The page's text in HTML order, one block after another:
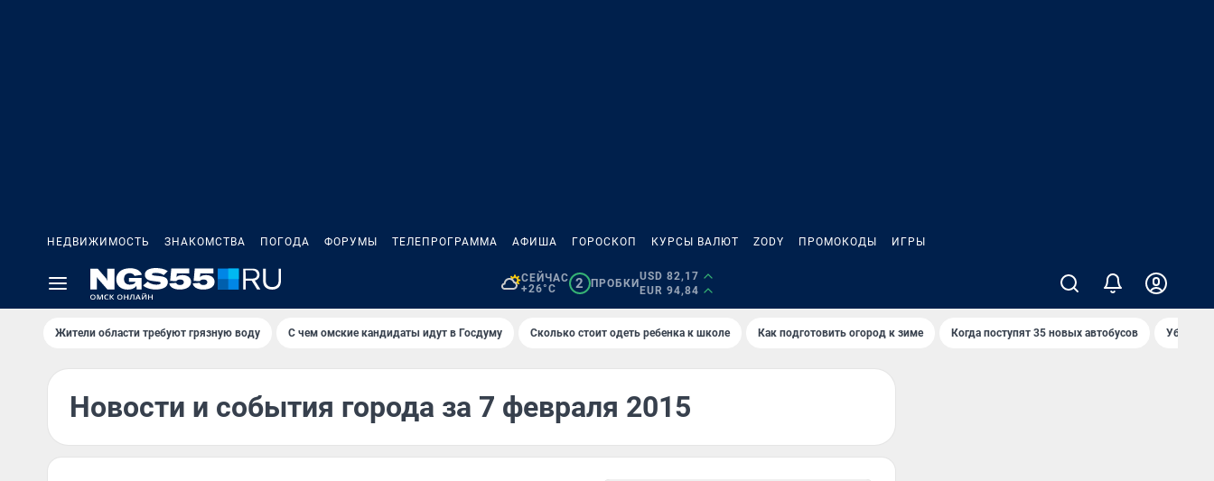
НЕДВИЖИМОСТЬ ЗНАКОМСТВА ПОГОДА ФОРУМЫ ТЕЛЕПРОГРАММА АФИША ГОРОСКОП КУРСЫ ВАЛЮТ ZODY ПРОМОКОДЫ ИГРЫ
СЕЙЧАС
+26°C
2 ПРОБКИ
USD 82,17
EUR 94,84
Жители области требуют грязную воду С чем омские кандидаты идут в Госдуму Сколько стоит одеть ребенка к школе Как подготовить огород к зиме Когда поступят 35 новых автобусов Убийца
Новости и события города за 7 февраля 2015